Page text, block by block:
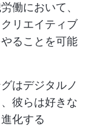
働において、
リエイティブ
ることを可能
はデジタルノ
彼らは好きな
化する